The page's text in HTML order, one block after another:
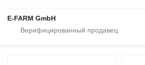
E-FARM GmbH